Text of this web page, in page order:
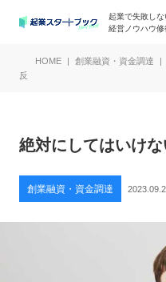
起業で失敗し
経営ノウハウ修
HOME 創業融資・資金調達
反
絶対にしてはいけ
創業融資・資金調達